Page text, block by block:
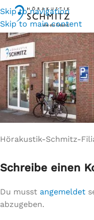
Skip to navigation
Skip to main content
Hörakustik-Schmitz-
Schreibe einen
Du musst angemeldet
abzugeben.